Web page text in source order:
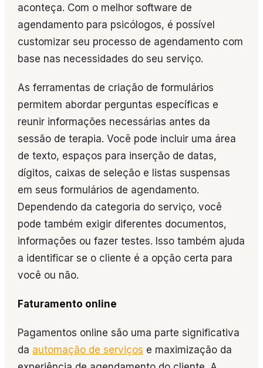
aconteça. Com o melhor software de
agendamento para psicólogos, é possível
customizar seu processo de agendamento com
base nas necessidades do seu serviço.
As ferramentas de criação de formulários
permitem abordar perguntas específicas e
reunir informações necessárias antes da
sessão de terapia. Você pode incluir uma área
de texto, espaços para inserção de datas,
dígitos, caixas de seleção e listas suspensas
em seus formulários de agendamento.
Dependendo da categoria do serviço, você
pode também exigir diferentes documentos,
informações ou fazer testes. Isso também ajuda
a identificar se o cliente é a opção certa para
você ou não.
Faturamento online
Pagamentos online são uma parte significativa
da automação de serviços e maximização da